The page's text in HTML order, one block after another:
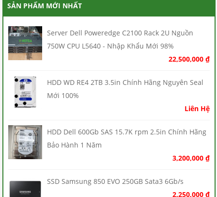
TOÁN
LIÊN
HỆ
SẢN PHẨM MỚI NHẤT
Server Dell Poweredge C2100 Rack 2U Nguồn
750W CPU L5640 - Nhập Khẩu Mới 98%
22,500,000 ₫
HDD WD RE4 2TB 3.5in Chính Hãng Nguyên Seal
Mới 100%
Liên Hệ
HDD Dell 600Gb SAS 15.7K rpm 2.5in Chính Hãng
Bảo Hành 1 Năm
3,200,000 ₫
SSD Samsung 850 EVO 250GB Sata3 6Gb/s
2,250,000 ₫